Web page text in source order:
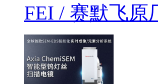
FEI / 赛默飞原